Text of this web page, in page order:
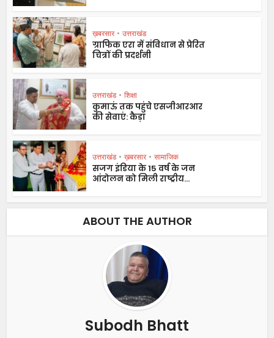
ख़बरसार • उत्तराखंड
ग्राफिक एरा में संविधान से प्रेरित
चित्रों की प्रदर्शनी
उत्तराखंड • शिक्षा
कुमाऊं तक पहुंचे एसजीआरआर
की सेवाएं: कैड़ा
उत्तराखंड • ख़बरसार • सामाजिक
सजग इंडिया के 15 वर्ष के जन
आंदोलन को मिली राष्ट्रीय...
ABOUT THE AUTHOR
Subodh Bhatt